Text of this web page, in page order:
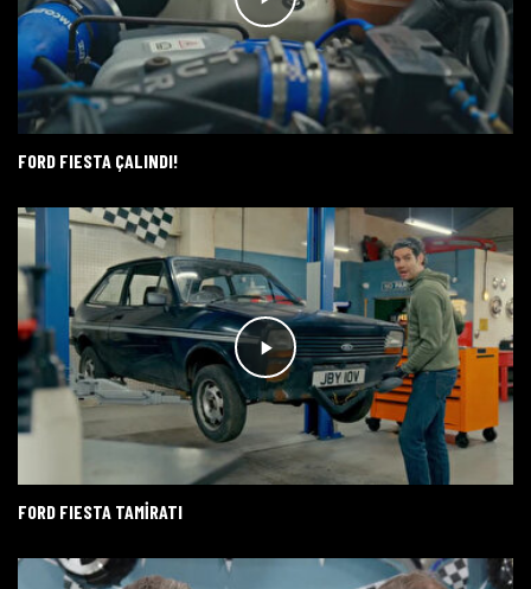
FORD FIESTA ÇALINDI!
FORD FIESTA TAMİRATI